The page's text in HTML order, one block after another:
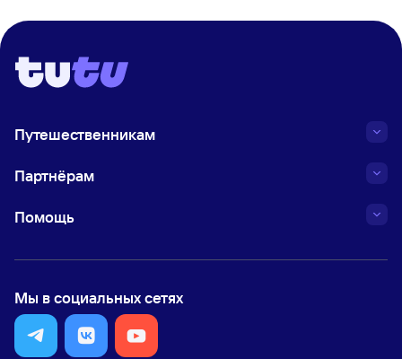
Путешественникам
Партнёрам
Помощь
Мы в социальных сетях